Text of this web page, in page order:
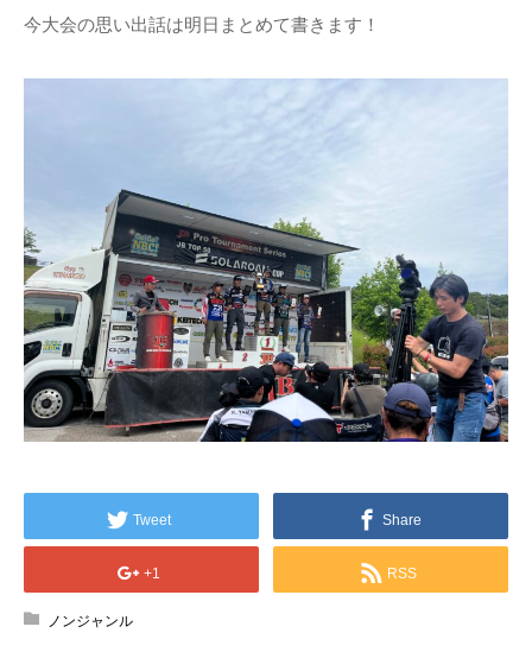
今大会の思い出話は明日まとめて書きます！
Tweet Share
+1 RSS
ノンジャンル